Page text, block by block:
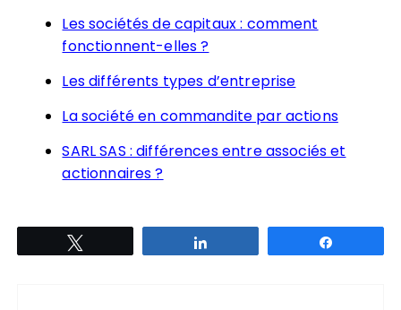
Les sociétés de capitaux : comment
fonctionnent-elles ?
Les différents types d’entreprise
La société en commandite par actions
SARL SAS : différences entre associés et
actionnaires ?